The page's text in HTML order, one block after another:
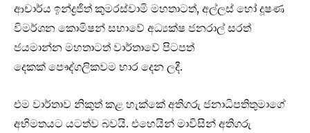
ආචාර්ය ඉන්ද්‍රජිත් කුමරස්වාමි මහතාටත්, අල්ලස් හෝ දූෂණ
විමර්ශන කොමිෂන් සභාවේ අධ්‍යක්ෂ ජනරාල් සරත්
ජයමාන්න මහතාටත් වාර්තාවේ පිටපත්
දෙකක් පෞද්ගලිකවම භාර දෙන ලදී.
එම වාර්තාව නිකුත් කළ හැක්කේ අතිගරු ජනාධිපතිතුමාගේ
අභිමතයට යටත්ව බවයි. එහෙයින් මාවිසින් අතිගරු